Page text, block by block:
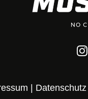
Datenschutz